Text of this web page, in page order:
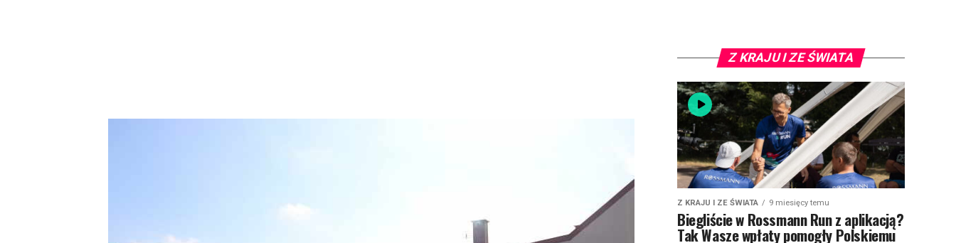
Z KRAJU I ZE ŚWIATA
Z KRAJU I ZE ŚWIATA 9 miesięcy temu
Biegliście w Rossmann Run z aplikacją?
Tak Wasze wpłaty pomogły Polskiemu